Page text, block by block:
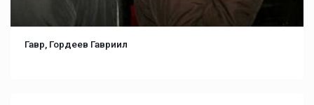
Гавр, Гордеев Гавриил